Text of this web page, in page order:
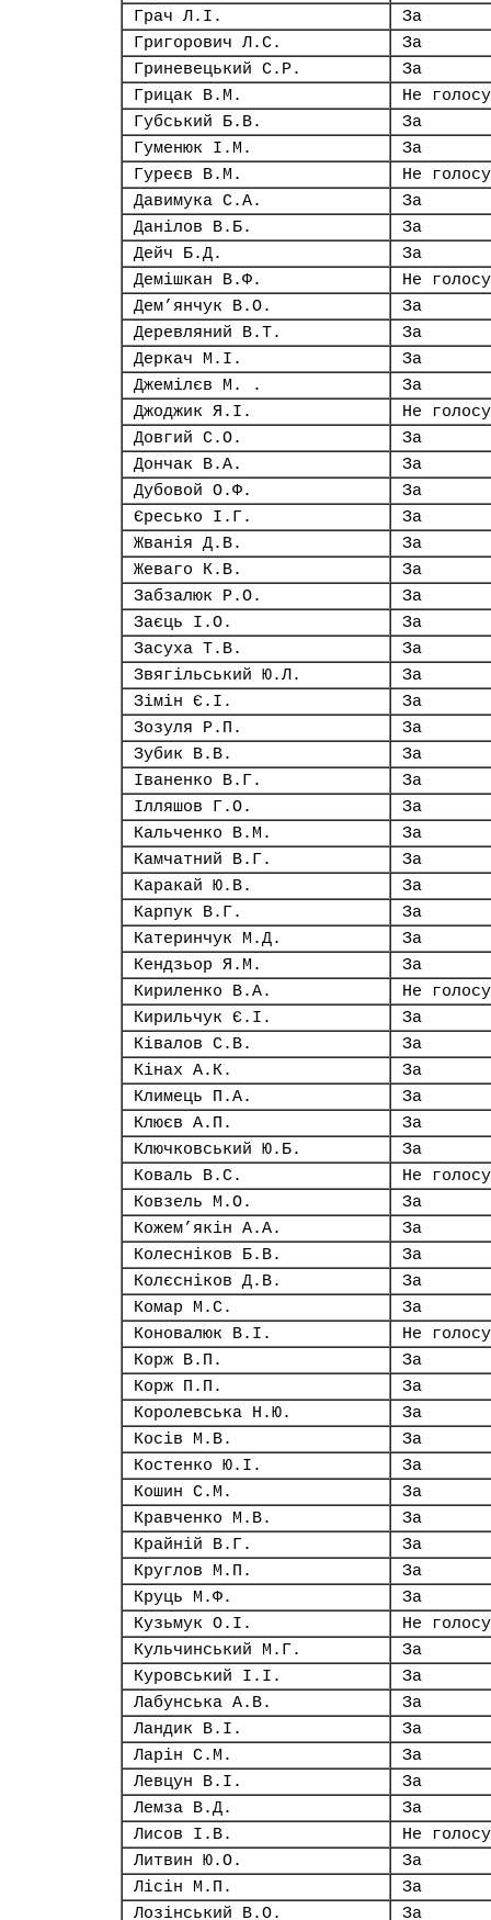
Грач Л.І.
За
Григорович Л.С.
За
Гриневецький С.Р.
За
Грицак В.М.
Не
Губський Б.В.
За
Гуменюк І.М.
За
Гуреєв В.М.
Не
Давимука С.А.
За
Данілов В.Б.
За
Дейч Б.Д.
За
Демішкан В.Ф.
Не
Дем’янчук В.О.
За
Деревляний В.Т.
За
Деркач М.І.
За
Джемілєв М. .
За
Джоджик Я.І.
Не
Довгий С.О.
За
Дончак В.А.
За
Дубовой О.Ф.
За
Єресько І.Г.
За
Жванія Д.В.
За
Жеваго К.В.
За
Забзалюк Р.О.
За
Заєць І.О.
За
Засуха Т.В.
За
Звягільський Ю.Л.
За
Зімін Є.І.
За
Зозуля Р.П.
За
Зубик В.В.
За
Іваненко В.Г.
За
Ілляшов Г.О.
За
Кальченко В.М.
За
Камчатний В.Г.
За
Каракай Ю.В.
За
Карпук В.Г.
За
Катеринчук М.Д.
За
Кендзьор Я.М.
За
Кириленко В.А.
Не
Кирильчук Є.І.
За
Ківалов С.В.
За
Кінах А.К.
За
Климець П.А.
За
Клюєв А.П.
За
Ключковський Ю.Б.
За
Коваль В.С.
Не
Ковзель М.О.
За
Кожем’якін А.А.
За
Колесніков Б.В.
За
Колєсніков Д.В.
За
Комар М.С.
За
Коновалюк В.І.
Не
Корж В.П.
За
Корж П.П.
За
Королевська Н.Ю.
За
Косів М.В.
За
Костенко Ю.І.
За
Кошин С.М.
За
Кравченко М.В.
За
Крайній В.Г.
За
Круглов М.П.
За
Круць М.Ф.
За
Кузьмук О.І.
Не
Кульчинський М.Г.
За
Куровський І.І.
За
Лабунська А.В.
За
Ландик В.І.
За
Ларін С.М.
За
Левцун В.І.
За
Лемза В.Д.
За
Лисов І.В.
Не
Литвин Ю.О.
За
Лісін М.П.
За
Лозінський В.О.
За